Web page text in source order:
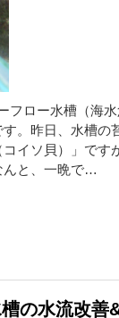
フロー水槽（海
。昨日、水槽の
イソ貝）」です
んと、一晩で…
の水流改善